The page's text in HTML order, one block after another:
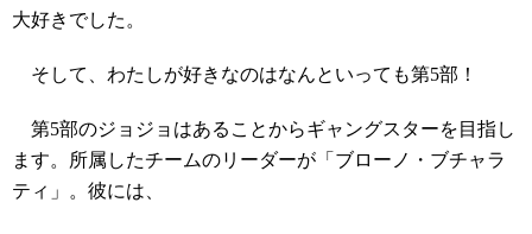
大好きでした。
そして、わたしが好きなのはなんといっても第5部！
第5部のジョジョはあることからギャングスターを目指し
ます。所属したチームのリーダーが「ブローノ・ブチャラ
ティ」。彼には、